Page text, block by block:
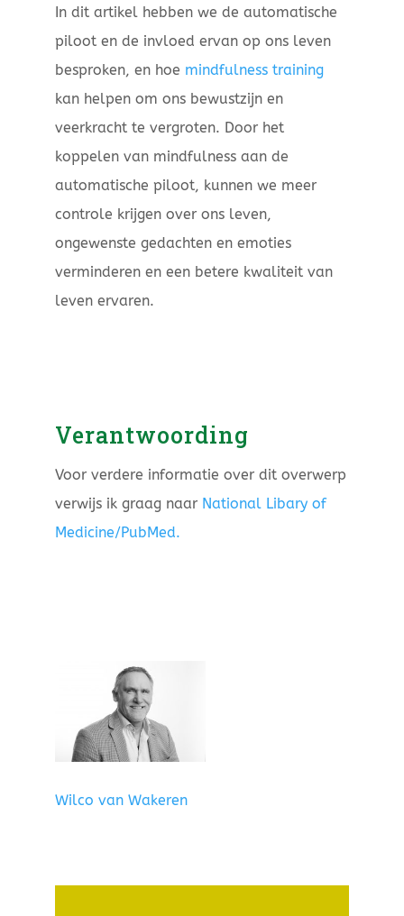
In dit artikel hebben we de automatische
piloot en de invloed ervan op ons leven
besproken, en hoe mindfulness training
kan helpen om ons bewustzijn en
veerkracht te vergroten. Door het
koppelen van mindfulness aan de
automatische piloot, kunnen we meer
controle krijgen over ons leven,
ongewenste gedachten en emoties
verminderen en een betere kwaliteit van
leven ervaren.
Verantwoording
Voor verdere informatie over dit overwerp
verwijs ik graag naar National Libary of
Medicine/PubMed.
Wilco van Wakeren